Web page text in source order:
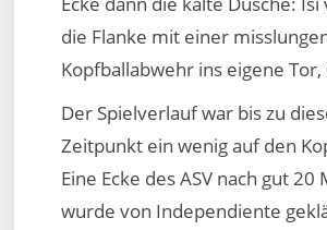
die Flanke mit einer
Kopfballabwehr ins eigene Tor,
Der Spielverlauf war bis zu
Zeitpunkt ein wenig auf den
Eine Ecke des ASV nach gut 20
wurde von Independiente